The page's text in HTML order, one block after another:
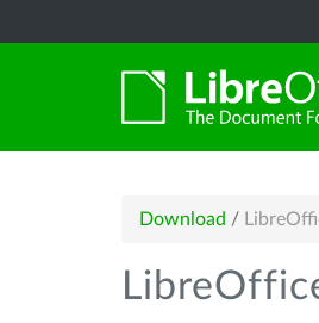
Download /